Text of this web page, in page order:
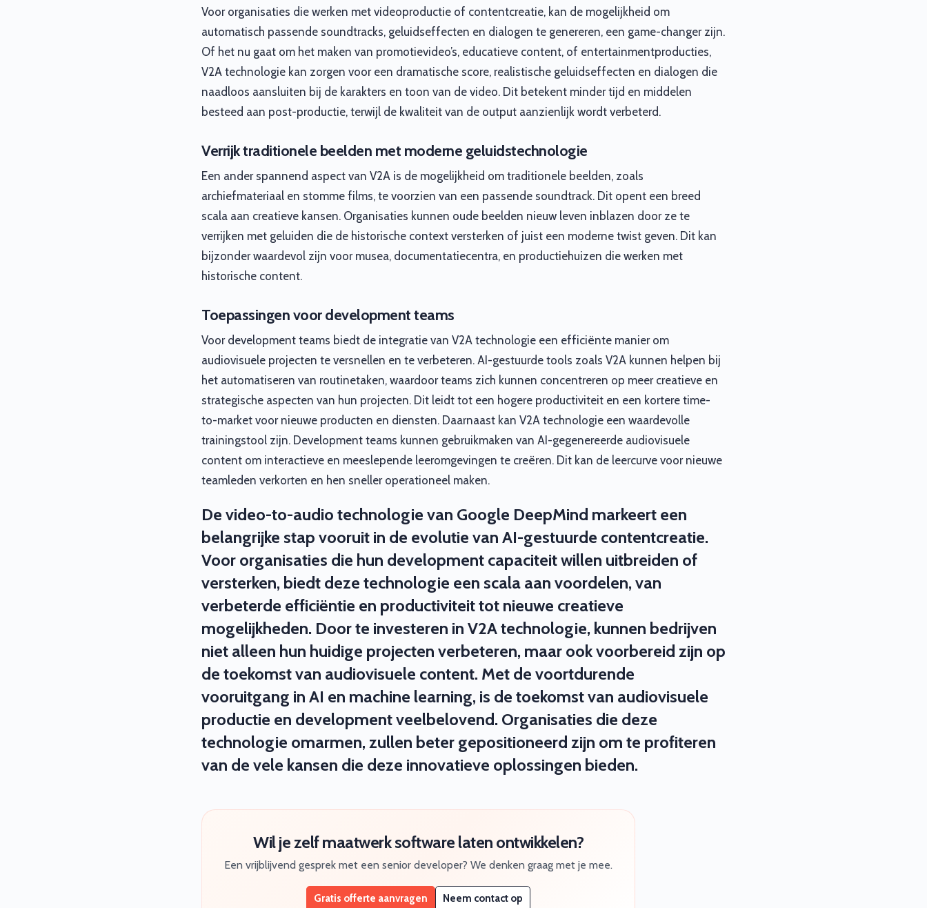
Voor organisaties die werken met videoproductie of contentcreatie, kan de mogelijkheid om
automatisch passende soundtracks, geluidseffecten en dialogen te genereren, een game-changer zijn.
Of het nu gaat om het maken van promotievideo’s, educatieve content, of entertainmentproducties,
V2A technologie kan zorgen voor een dramatische score, realistische geluidseffecten en dialogen die
naadloos aansluiten bij de karakters en toon van de video. Dit betekent minder tijd en middelen
besteed aan post-productie, terwijl de kwaliteit van de output aanzienlijk wordt verbeterd.
Verrijk traditionele beelden met moderne geluidstechnologie
Een ander spannend aspect van V2A is de mogelijkheid om traditionele beelden, zoals
archiefmateriaal en stomme films, te voorzien van een passende soundtrack. Dit opent een breed
scala aan creatieve kansen. Organisaties kunnen oude beelden nieuw leven inblazen door ze te
verrijken met geluiden die de historische context versterken of juist een moderne twist geven. Dit kan
bijzonder waardevol zijn voor musea, documentatiecentra, en productiehuizen die werken met
historische content.
Toepassingen voor development teams
Voor development teams biedt de integratie van V2A technologie een efficiënte manier om
audiovisuele projecten te versnellen en te verbeteren. AI-gestuurde tools zoals V2A kunnen helpen bij
het automatiseren van routinetaken, waardoor teams zich kunnen concentreren op meer creatieve en
strategische aspecten van hun projecten. Dit leidt tot een hogere productiviteit en een kortere time-
to-market voor nieuwe producten en diensten. Daarnaast kan V2A technologie een waardevolle
trainingstool zijn. Development teams kunnen gebruikmaken van AI-gegenereerde audiovisuele
content om interactieve en meeslepende leeromgevingen te creëren. Dit kan de leercurve voor nieuwe
teamleden verkorten en hen sneller operationeel maken.
De video-to-audio technologie van Google DeepMind markeert een
belangrijke stap vooruit in de evolutie van AI-gestuurde contentcreatie.
Voor organisaties die hun development capaciteit willen uitbreiden of
versterken, biedt deze technologie een scala aan voordelen, van
verbeterde efficiëntie en productiviteit tot nieuwe creatieve
mogelijkheden. Door te investeren in V2A technologie, kunnen bedrijven
niet alleen hun huidige projecten verbeteren, maar ook voorbereid zijn op
de toekomst van audiovisuele content. Met de voortdurende
vooruitgang in AI en machine learning, is de toekomst van audiovisuele
productie en development veelbelovend. Organisaties die deze
technologie omarmen, zullen beter gepositioneerd zijn om te profiteren
van de vele kansen die deze innovatieve oplossingen bieden.
Wil je zelf maatwerk software laten ontwikkelen?
Een vrijblijvend gesprek met een senior developer? We denken graag met je mee.
Gratis offerte aanvragen Neem contact op